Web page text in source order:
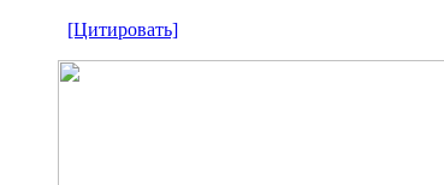
[Цитировать]